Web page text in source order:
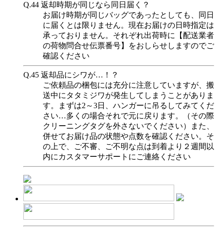
Q.44 返却時期が同じなら同日届く？
お届け時期が同じバッグであったとしても、同日
に届くとは限りません。現在お届けの日時指定は
承っておりません。それぞれ出荷時に【配送業者
の荷物問合せ伝票番号】をおしらせしますのでご
確認ください
Q.45 返却品にシワが…！？
ご依頼品の梱包には充分に注意していますが、搬
送中にタタミジワが発生してしまうことがありま
す。まずは2～3日、ハンガーに吊るしてみてくだ
さい…多くの場合それで元に戻ります。（その際
クリーニングタグを外さないでください）また、
併せてお届け品の状態や点数を確認ください。そ
の上で、ご不審、ご不明な点は到着より２週間以
内にカスタマーサポートにご連絡ください